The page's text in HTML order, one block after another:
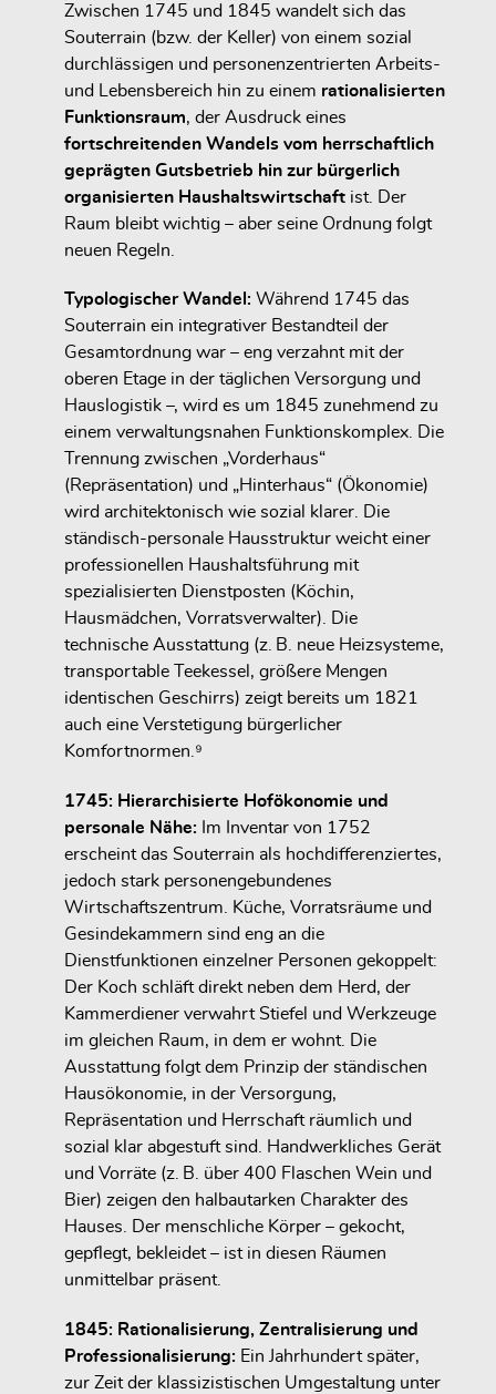
Zwischen 1745 und 1845 wandelt sich das
Souterrain (bzw. der Keller) von einem sozial
durchlässigen und personenzentrierten Arbeits-
und Lebensbereich hin zu einem rationalisierten
Funktionsraum, der Ausdruck eines
fortschreitenden Wandels vom herrschaftlich
geprägten Gutsbetrieb hin zur bürgerlich
organisierten Haushaltswirtschaft ist. Der
Raum bleibt wichtig – aber seine Ordnung folgt
neuen Regeln.
Typologischer Wandel: Während 1745 das
Souterrain ein integrativer Bestandteil der
Gesamtordnung war – eng verzahnt mit der
oberen Etage in der täglichen Versorgung und
Hauslogistik –, wird es um 1845 zunehmend zu
einem verwaltungsnahen Funktionskomplex. Die
Trennung zwischen „Vorderhaus“
(Repräsentation) und „Hinterhaus“ (Ökonomie)
wird architektonisch wie sozial klarer. Die
ständisch-personale Hausstruktur weicht einer
professionellen Haushaltsführung mit
spezialisierten Dienstposten (Köchin,
Hausmädchen, Vorratsverwalter). Die
technische Ausstattung (z. B. neue Heizsysteme,
transportable Teekessel, größere Mengen
identischen Geschirrs) zeigt bereits um 1821
auch eine Verstetigung bürgerlicher
Komfortnormen.⁹
1745: Hierarchisierte Hofökonomie und
personale Nähe: Im Inventar von 1752
erscheint das Souterrain als hochdifferenziertes,
jedoch stark personengebundenes
Wirtschaftszentrum. Küche, Vorratsräume und
Gesindekammern sind eng an die
Dienstfunktionen einzelner Personen gekoppelt:
Der Koch schläft direkt neben dem Herd, der
Kammerdiener verwahrt Stiefel und Werkzeuge
im gleichen Raum, in dem er wohnt. Die
Ausstattung folgt dem Prinzip der ständischen
Hausökonomie, in der Versorgung,
Repräsentation und Herrschaft räumlich und
sozial klar abgestuft sind. Handwerkliches Gerät
und Vorräte (z. B. über 400 Flaschen Wein und
Bier) zeigen den halbautarken Charakter des
Hauses. Der menschliche Körper – gekocht,
gepflegt, bekleidet – ist in diesen Räumen
unmittelbar präsent.
1845: Rationalisierung, Zentralisierung und
Professionalisierung: Ein Jahrhundert später,
zur Zeit der klassizistischen Umgestaltung unter